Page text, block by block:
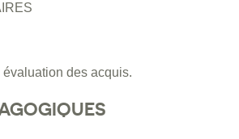
des acquis.